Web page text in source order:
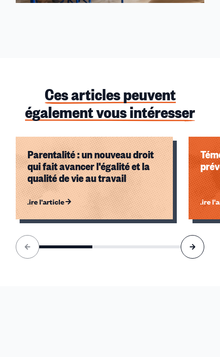
Ces articles peuvent
également vous intéresser
Parentalité : un nouveau droit
qui fait avancer l'égalité et la
qualité de vie au travail
Lire l'article Lire